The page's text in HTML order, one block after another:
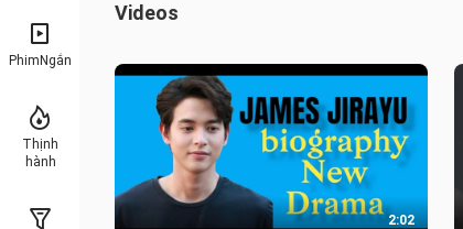
PhimNgắn
Thịnh
hành
Videos
2:02